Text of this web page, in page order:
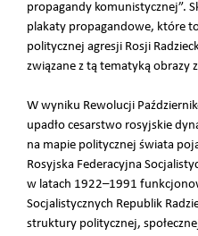
propagandy komunistycznej”.
plakaty propagandowe, które
politycznej agresji Rosji
związane z tą tematyką obrazy
W wyniku Rewolucji
upadło cesarstwo rosyjskie
na mapie politycznej świata
Rosyjska Federacyjna
w latach 1922–1991
Socjalistycznych Republik
struktury politycznej,